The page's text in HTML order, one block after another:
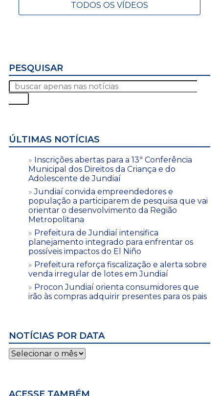
TODOS OS VÍDEOS
PESQUISAR
ÚLTIMAS NOTÍCIAS
Inscrições abertas para a 13ª Conferência
Municipal dos Direitos da Criança e do
Adolescente de Jundiaí
Jundiaí convida empreendedores e
população a participarem de pesquisa que vai
orientar o desenvolvimento da Região
Metropolitana
Prefeitura de Jundiaí intensifica
planejamento integrado para enfrentar os
possíveis impactos do El Niño
Prefeitura reforça fiscalização e alerta sobre
venda irregular de lotes em Jundiaí
Procon Jundiaí orienta consumidores que
irão às compras adquirir presentes para os pais
NOTÍCIAS POR DATA
Notícias
por